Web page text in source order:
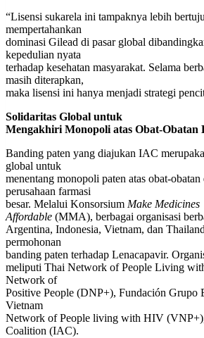
“Lisensi sukarela ini tampaknya lebih
mempertahankan
dominasi Gilead di pasar global
kepedulian nyata
terhadap kesehatan masyarakat. Selama
masih diterapkan,
maka lisensi ini hanya menjadi strategi
Solidaritas Global untuk
Mengakhiri Monopoli atas Obat-Obatan
Banding paten yang diajukan IAC
global untuk
menentang monopoli paten atas obat-obatan
perusahaan farmasi
besar. Melalui Konsorsium Make Medicines
Affordable (MMA), berbagai organisasi
Argentina, Indonesia, Vietnam, dan
permohonan
banding paten terhadap Lenacapavir.
meliputi Thai Network of People Living
Network of
Positive People (DNP+), Fundación Grupo
Vietnam
Network of People living with HIV
Coalition (IAC).